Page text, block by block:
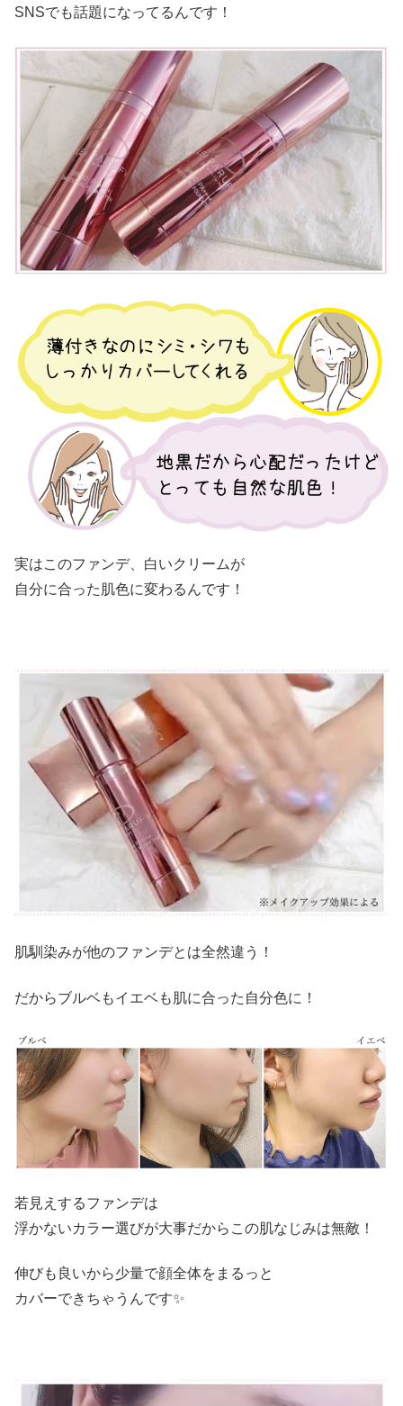
SNSでも話題になってるんです！
実はこのファンデ、白いクリームが
自分に合った肌色に変わるんです！
肌馴染みが他のファンデとは全然違う！
だからブルベもイエベも肌に合った自分色に！
若見えするファンデは
浮かないカラー選びが大事だからこの肌なじみは無敵！
伸びも良いから少量で顔全体をまるっと
カバーできちゃうんです✨